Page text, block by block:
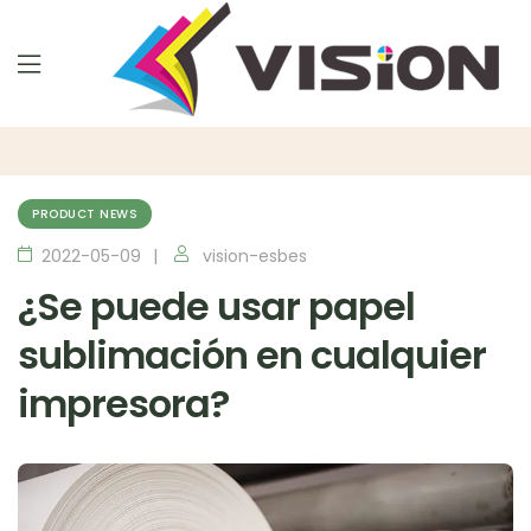
PRODUCT NEWS
2022-05-09 vision-esbes
¿Se puede usar papel
sublimación en cualquier
impresora?